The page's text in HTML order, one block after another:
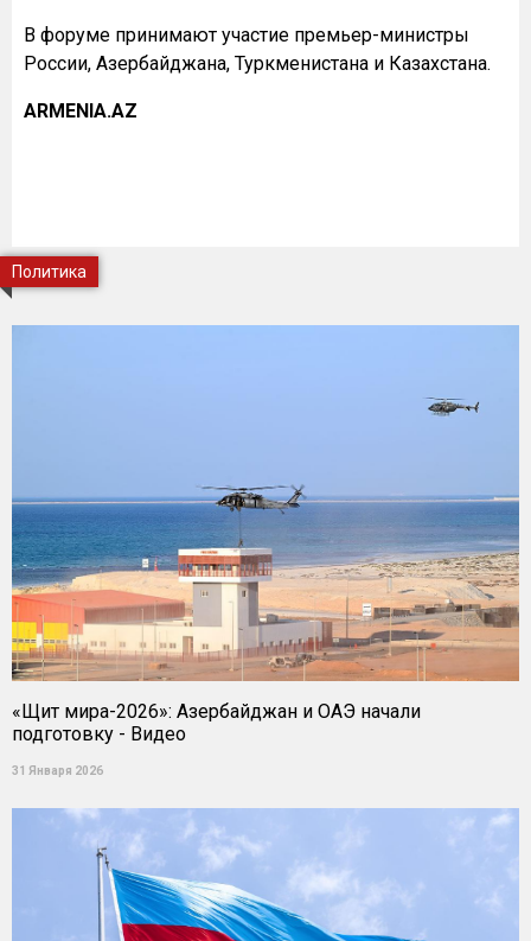
В форуме принимают участие премьер-министры
России, Азербайджана, Туркменистана и Казахстана.
ARMENIA.AZ
Политика
«Щит мира-2026»: Азербайджан и ОАЭ начали
подготовку - Видео
31 Января 2026